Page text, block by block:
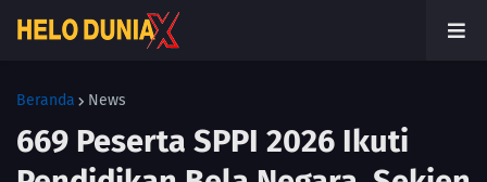
Beranda News
669 Peserta SPPI 2026 Ikuti